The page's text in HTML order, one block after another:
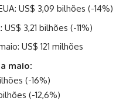
US$ 3,09 bilhões (-14%)
3,21 bilhões (-11%)
US$ 121 milhões
maio:
(-16%)
(-12,6%)